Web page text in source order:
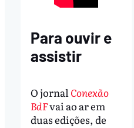
Para ouvir e
assistir
O jornalConexão
BdFvai ao ar em
duas edições, de